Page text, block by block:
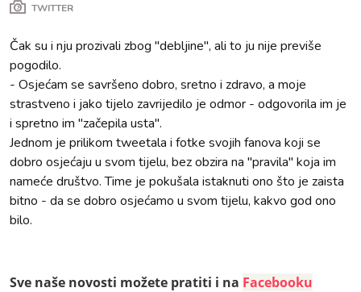
TWITTER
Čak su i nju prozivali zbog "debljine", ali to ju nije previše
pogodilo.
- Osjećam se savršeno dobro, sretno i zdravo, a moje
strastveno i jako tijelo zavrijedilo je odmor - odgovorila im je
i spretno im "začepila usta".
Jednom je prilikom tweetala i fotke svojih fanova koji se
dobro osjećaju u svom tijelu, bez obzira na "pravila" koja im
nameće društvo. Time je pokušala istaknuti ono što je zaista
bitno - da se dobro osjećamo u svom tijelu, kakvo god ono
bilo.
Sve naše novosti možete pratiti i na Facebooku